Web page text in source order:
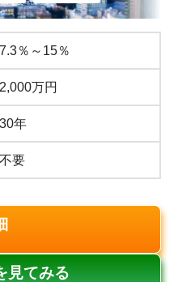
7.3％～15％
2,000万円
30年
不要
見てみる